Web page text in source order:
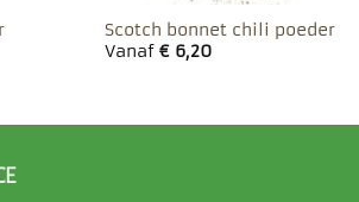
Scotch bonnet chili poeder
Vanaf €6,20